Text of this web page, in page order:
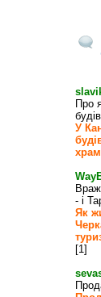
Про
У
- і
Як
[1]